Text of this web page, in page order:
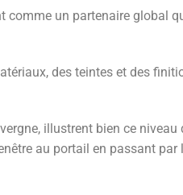
comme un partenaire global
des teintes et des
illustrent bien ce niveau
au portail en passant par